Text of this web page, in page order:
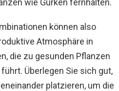
wie Gurken fernhalten.
können also
Atmosphäre in
die zu gesunden Pflanzen
Überlegen Sie sich gut,
platzieren, um die